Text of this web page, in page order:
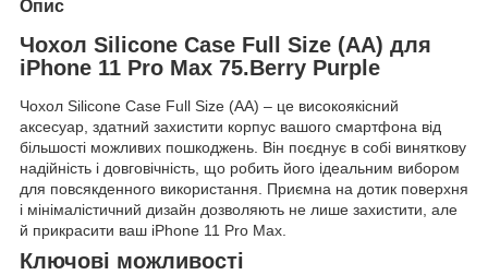
Опис
Чохол Silicone Case Full Size (AA) для
iPhone 11 Pro Max 75.Berry Purple
Чохол Silicone Case Full Size (AA) – це високоякісний
аксесуар, здатний захистити корпус вашого смартфона від
більшості можливих пошкоджень. Він поєднує в собі виняткову
надійність і довговічність, що робить його ідеальним вибором
для повсякденного використання. Приємна на дотик поверхня
і мінімалістичний дизайн дозволяють не лише захистити, але
й прикрасити ваш iPhone 11 Pro Max.
Ключові можливості